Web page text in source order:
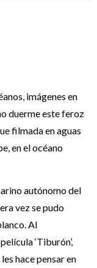
imágenes en
duerme este feroz
filmada en aguas
en el océano
autónomo del
vez se pudo
Al
‘Tiburón’,
hace pensar en